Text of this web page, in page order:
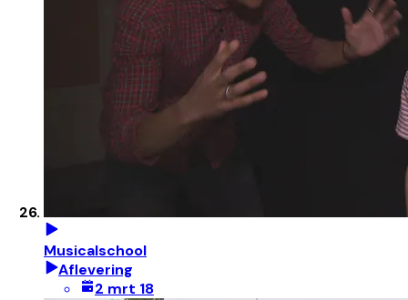
Musicalschool
Aflevering
2 mrt 18